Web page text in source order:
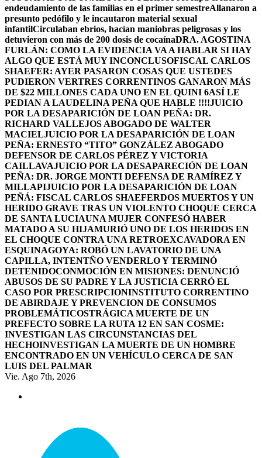
endeudamiento de las familias en el primer semestreAllanaron a
presunto pedófilo y le incautaron material sexual
infantilCirculaban ebrios, hacían maniobras peligrosas y los
detuvieron con más de 200 dosis de cocaínaDRA. AGOSTINA
FURLÁN: COMO LA EVIDENCIA VA A HABLAR SI HAY
ALGO QUE ESTÁ MUY INCONCLUSOFISCAL CARLOS
SHAEFER: AYER PASARON COSAS QUE USTEDES
PUDIERON VERTRES CORRENTINOS GANARON MÁS
DE $22 MILLONES CADA UNO EN EL QUINI 6ASÍ LE
PEDIAN A LAUDELINA PEÑA QUE HABLE !!!!JUICIO
POR LA DESAPARICIÓN DE LOAN PEÑA: DR.
RICHARD VALLEJOS ABOGADO DE WALTER
MACIELJUICIO POR LA DESAPARICIÓN DE LOAN
PEÑA: ERNESTO “TITO” GONZÁLEZ ABOGADO
DEFENSOR DE CARLOS PÉREZ Y VICTORIA
CAILLAVAJUICIO POR LA DESAPARECIÓN DE LOAN
PEÑA: DR. JORGE MONTI DEFENSA DE RAMÍREZ Y
MILLAPIJUICIO POR LA DESAPARICIÓN DE LOAN
PEÑÁ: FISCAL CARLOS SHAEFERDOS MUERTOS Y UN
HERIDO GRAVE TRAS UN VIOLENTO CHOQUE CERCA
DE SANTA LUCIAUNA MUJER CONFESÓ HABER
MATADO A SU HIJAMURIÓ UNO DE LOS HERIDOS EN
EL CHOQUE CONTRA UNA RETROEXCAVADORA EN
ESQUINAGOYA: ROBÓ UN LAVATORIO DE UNA
CAPILLA, INTENTÑO VENDERLO Y TERMINÓ
DETENIDOCONMOCIÓN EN MISIONES: DENUNCIÓ
ABUSOS DE SU PADRE Y LA JUSTICIA CERRÓ EL
CASO POR PRESCRIPCIONINSTITUTO CORRENTINO
DE ABIRDAJE Y PREVENCION DE CONSUMOS
PROBLEMÁTICOSTRÁGICA MUERTE DE UN
PREFECTO SOBRE LA RUTA 12 EN SAN COSME:
INVESTIGAN LAS CIRCUNSTANCIAS DEL
HECHOINVESTIGAN LA MUERTE DE UN HOMBRE
ENCONTRADO EN UN VEHÍCULO CERCA DE SAN
LUIS DEL PALMAR
Vie. Ago 7th, 2026